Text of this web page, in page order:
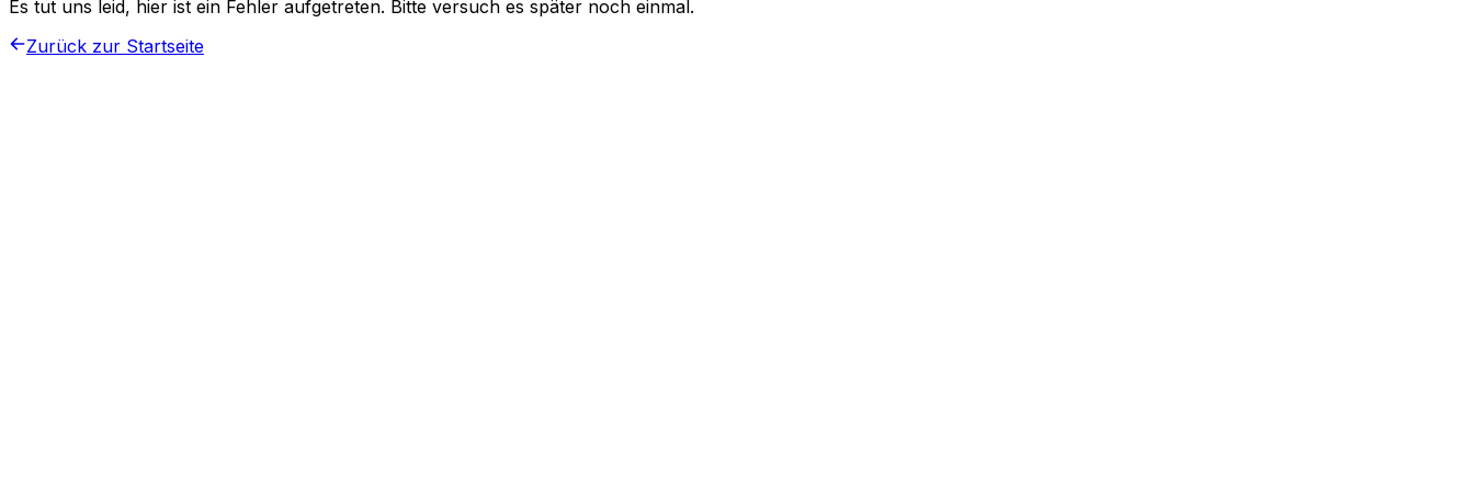
Es tut uns leid, hier ist ein Fehler aufgetreten. Bitte versuch es später noch einmal.
Zurück zur Startseite